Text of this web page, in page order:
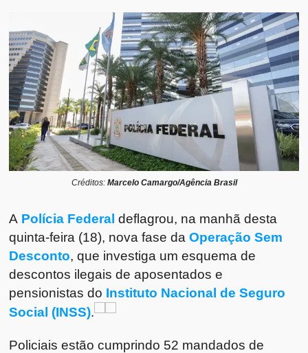
Créditos: Marcelo Camargo/Agência Brasil
A Polícia Federal deflagrou, na manhã desta
quinta-feira (18), nova fase daOperação Sem
Desconto, que investiga um esquema de
descontos ilegais de aposentados e
pensionistas do Instituto Nacional de Seguro
Social (INSS).
Policiais estão cumprindo 52 mandados de